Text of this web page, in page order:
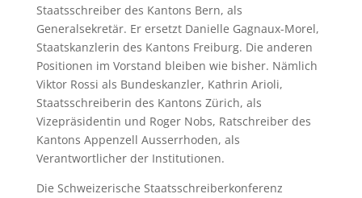
Staatsschreiber des Kantons Bern, als
Generalsekretär. Er ersetzt Danielle Gagnaux-Morel,
Staatskanzlerin des Kantons Freiburg. Die anderen
Positionen im Vorstand bleiben wie bisher. Nämlich
Viktor Rossi als Bundeskanzler, Kathrin Arioli,
Staatsschreiberin des Kantons Zürich, als
Vizepräsidentin und Roger Nobs, Ratschreiber des
Kantons Appenzell Ausserrhoden, als
Verantwortlicher der Institutionen.
Die Schweizerische Staatsschreiberkonferenz